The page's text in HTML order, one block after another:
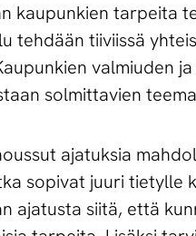
kaupunkien tarpeita
tehdään tiiviissä
valmiuden
solmittavien
ajatuksia
sopivat juuri tietylle
ajatusta siitä, että